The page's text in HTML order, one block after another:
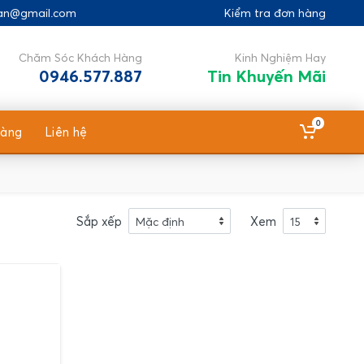
Kiểm tra đơn hàng
Chăm Sóc Khách Hàng
0946.577.887
Kinh Nghiệm Hay
Tin Khuyến Mãi
Liên hệ
0
Sắp xếp Xem